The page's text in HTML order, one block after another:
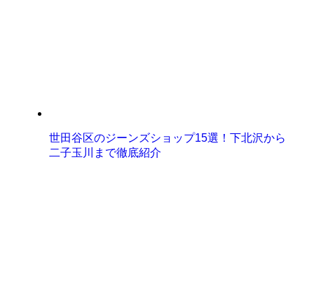
世田谷区のジーンズショップ15選！下北沢から
二子玉川まで徹底紹介